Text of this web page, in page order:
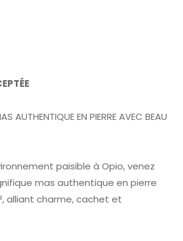
AUTHENTIQUE EN PIERRE AVEC BEAU
paisible à Opio, venez
mas authentique en pierre
alliant charme, cachet et